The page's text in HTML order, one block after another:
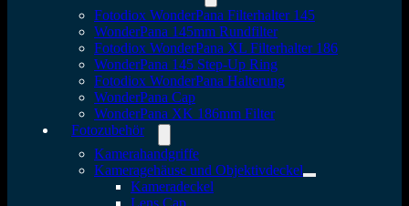
Fotodiox WonderPana Filterhalter 145
WonderPana 145mm Rundfilter
Fotodiox WonderPana XL Filterhalter 186
WonderPana 145 Step-Up Ring
Fotodiox WonderPana Halterung
WonderPana Cap
WonderPana XK 186mm Filter
Fotozubehör
Kamerahandgriffe
Kameragehäuse und Objektivdeckel
Kameradeckel
Lens Cap